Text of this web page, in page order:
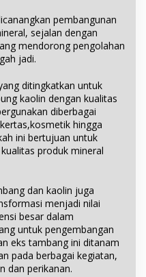
pembangunan
sejalan dengan
mendorong pengolahan
jadi.
ditingkatkan untuk
kaolin dengan kualitas
diberbagai
hingga
ini bertujuan untuk
produk mineral
dan kaolin juga
menjadi nilai
besar dalam
untuk pengembangan
eks tambang ini ditanam
pada berbagai kegiatan,
dan perikanan.